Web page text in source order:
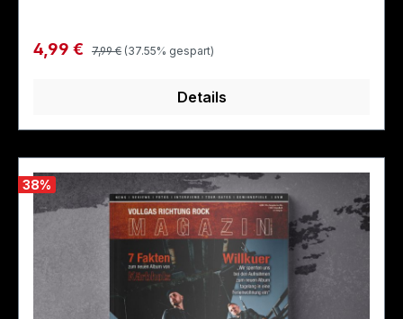
Verkaufspreis:
4,99 € Regulärer Preis:
7,99 € (37.55% gespart)
Details
38%